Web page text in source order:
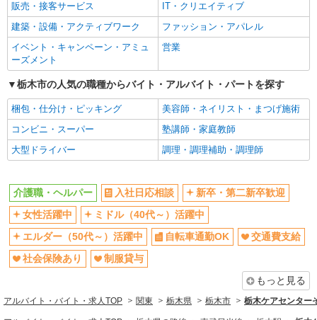
交通費支給
社会保険あり
制服貸与
研修制度あり
給与前払いOK
フリーター歓迎
ブランクOK
週2～3日勤務OK
朝
昼
夕方
髪型・髪色自由
髭（ひげ）OK
ネイルOK
車通勤OK
バイク通勤OK
社員登用あり
同じ職種から求人を探す
医療・介護・福祉
介護職・ヘルパー
販売・接客サービス
IT・クリエイティブ
建築・設備・アクティブワーク
ファッション・アパレル
イベント・キャンペーン・アミュ
ーズメント
営業
栃木市の人気の職種からバイト・アルバイト・パートを探す
梱包・仕分け・ピッキング
美容師・ネイリスト・まつげ施術
コンビニ・スーパー
塾講師・家庭教師
大型ドライバー
調理・調理補助・調理師
介護職・ヘルパー 入社日応相談
新卒・第二新卒歓迎
女性活躍中
ミドル（40代～）活躍中
エルダー（50代～）活躍中
自転車通勤OK
交通費支給
社会保険あり
制服貸与
もっと見る
アルバイト・バイト・求人TOP 関東 栃木県 栃木市 栃木ケアセンター